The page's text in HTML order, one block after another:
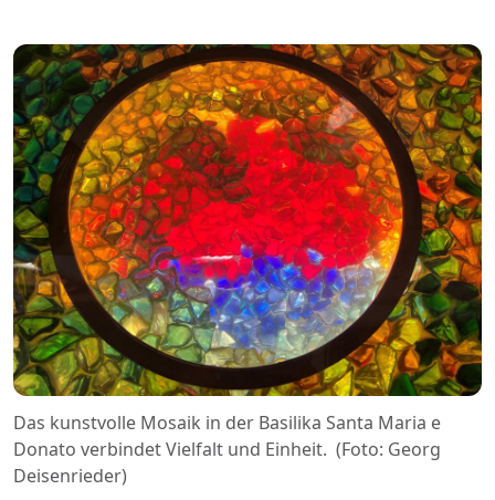
Das kunstvolle Mosaik in der Basilika Santa Maria e
Donato verbindet Vielfalt und Einheit. (Foto: Georg
Deisenrieder)